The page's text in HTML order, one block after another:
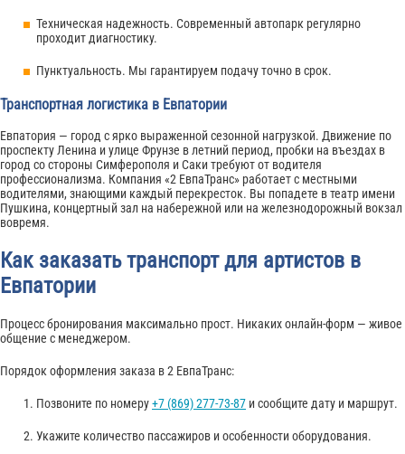
Техническая надежность. Современный автопарк регулярно
проходит диагностику.
Пунктуальность. Мы гарантируем подачу точно в срок.
Транспортная логистика в Евпатории
Евпатория — город с ярко выраженной сезонной нагрузкой. Движение по
проспекту Ленина и улице Фрунзе в летний период, пробки на въездах в
город со стороны Симферополя и Саки требуют от водителя
профессионализма. Компания «2 ЕвпаТранс» работает с местными
водителями, знающими каждый перекресток. Вы попадете в театр имени
Пушкина, концертный зал на набережной или на железнодорожный вокзал
вовремя.
Как заказать транспорт для артистов в
Евпатории
Процесс бронирования максимально прост. Никаких онлайн-форм — живое
общение с менеджером.
Порядок оформления заказа в 2 ЕвпаТранс:
Позвоните по номеру+7 (869) 277-73-87 и сообщите дату и маршрут.
Укажите количество пассажиров и особенности оборудования.